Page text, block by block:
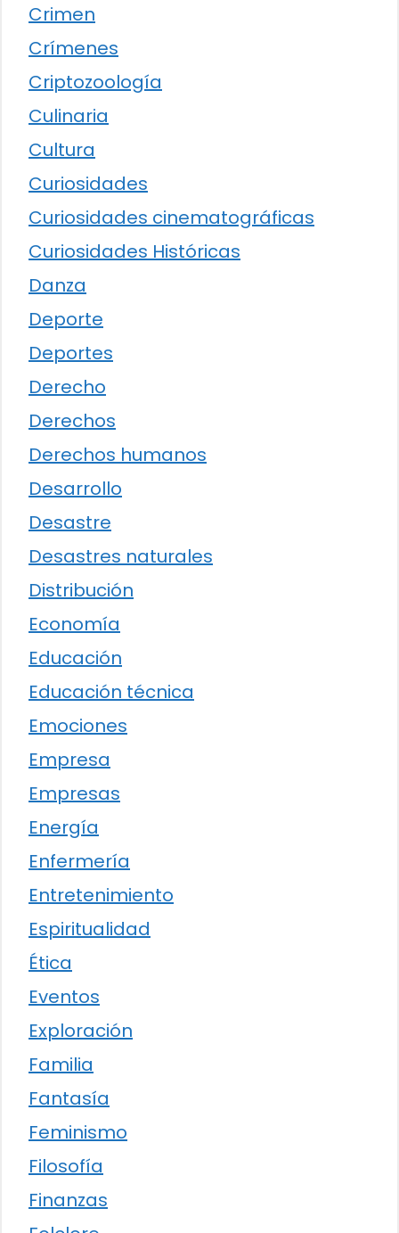
Crimen
Crímenes
Criptozoología
Culinaria
Cultura
Curiosidades
Curiosidades cinematográficas
Curiosidades Históricas
Danza
Deporte
Deportes
Derecho
Derechos
Derechos humanos
Desarrollo
Desastre
Desastres naturales
Distribución
Economía
Educación
Educación técnica
Emociones
Empresa
Empresas
Energía
Enfermería
Entretenimiento
Espiritualidad
Ética
Eventos
Exploración
Familia
Fantasía
Feminismo
Filosofía
Finanzas